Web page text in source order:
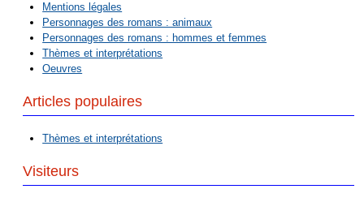
Mentions légales
Personnages des romans : animaux
Personnages des romans : hommes et femmes
Thèmes et interprétations
Oeuvres
Articles populaires
Thèmes et interprétations
Visiteurs